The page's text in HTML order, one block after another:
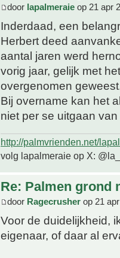
door lapalmeraie op 21 apr
Inderdaad, een
Herbert deed
aantal jaren werd
vorig jaar, gelijk met
overgenomen
Bij overname kan het
niet per se uitgaan
http://palmvrienden.net/
volg lapalmeraie op X:
Re: Palmen grond
door Ragecrusher op 21
Voor de duidelijkheid,
eigenaar, of daar al